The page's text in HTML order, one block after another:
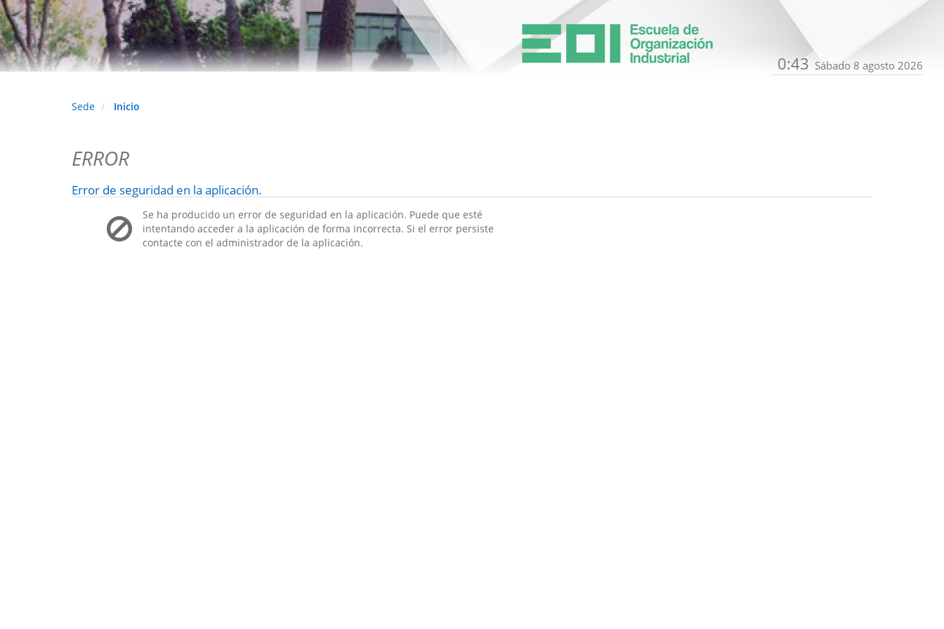
0:43 Sábado 8 agosto 2026
Sede Inicio
ERROR
Error de seguridad en la aplicación.
Se ha producido un error de seguridad en la aplicación. Puede que esté
intentando acceder a la aplicación de forma incorrecta. Si el error persiste
contacte con el administrador de la aplicación.